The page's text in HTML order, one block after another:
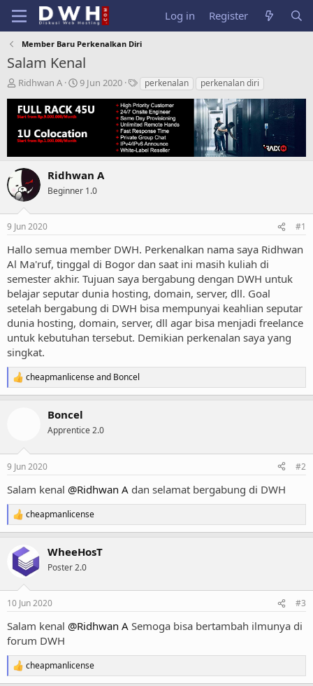
Log in Register
Member Baru Perkenalkan Diri
Salam Kenal
T
r
e
a
d
s
t
a
r
r
Ridhwan A
S
a
t
a
e
9 Jun 2020
T
g
s
perkenalan perkenalan diri
Ridhwan A
Beginner 1.0
9 Jun 2020 #1
Hallo semua member DWH. Perkenalkan nama saya Ridhwan
Al Ma'ruf, tinggal di Bogor dan saat ini masih kuliah di
semester akhir. Tujuan saya bergabung dengan DWH untuk
belajar seputar dunia hosting, domain, server, dll. Goal
setelah bergabung di DWH bisa mempunyai keahlian seputar
dunia hosting, domain, server, dll agar bisa menjadi freelance
untuk kebutuhan tersebut. Demikian perkenalan saya yang
singkat.
R
e
s
cheapmanlicenseand Boncel
Boncel
Apprentice 2.0
9 Jun 2020 #2
Salam kenal @Ridhwan A dan selamat bergabung di DWH
R
e
c
s
cheapmanlicense
WheeHosT
Poster 2.0
10 Jun 2020 #3
Salam kenal @Ridhwan A Semoga bisa bertambah ilmunya di
forum DWH
R
e
cheapmanlicense